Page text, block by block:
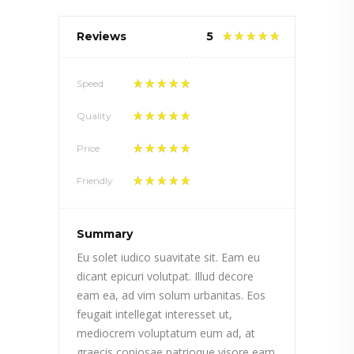
Reviews 5
Speed
Quality
Price
Friendly
Summary
Eu solet iudico suavitate sit. Eam eu
dicant epicuri volutpat. Illud decore
eam ea, ad vim solum urbanitas. Eos
feugait intellegat interesset ut,
mediocrem voluptatum eum ad, at